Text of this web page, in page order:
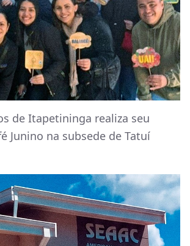
de Itapetininga realiza seu
Junino na subsede de Tatuí